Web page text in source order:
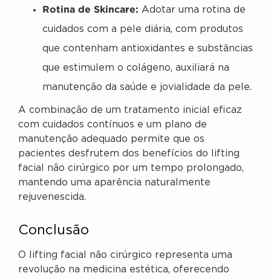
Rotina de Skincare: Adotar uma rotina de
cuidados com a pele diária, com produtos
que contenham antioxidantes e substâncias
que estimulem o colágeno, auxiliará na
manutenção da saúde e jovialidade da pele.
A combinação de um tratamento inicial eficaz
com cuidados contínuos e um plano de
manutenção adequado permite que os
pacientes desfrutem dos benefícios do lifting
facial não cirúrgico por um tempo prolongado,
mantendo uma aparência naturalmente
rejuvenescida.
Conclusão
O lifting facial não cirúrgico representa uma
revolução na medicina estética, oferecendo